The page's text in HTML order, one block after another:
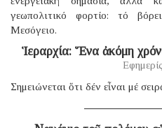
γεωπολιτικό φορτίο: τό
Μεσόγειο.
Ἱεραρχία: Ἕνα ἀκόμη
Σημειώνεται ὅτι δέν εἶναι μέ